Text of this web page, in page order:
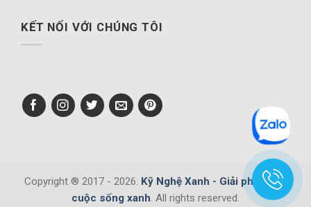
–
lượng
và
đá
Dự
toán
A
đến
KẾT NỐI VỚI CHÚNG TÔI
Copyright ® 2017 - 2026. Kỹ Nghệ Xanh - Giải pháp cho
cuộc sống xanh. All rights reserved.